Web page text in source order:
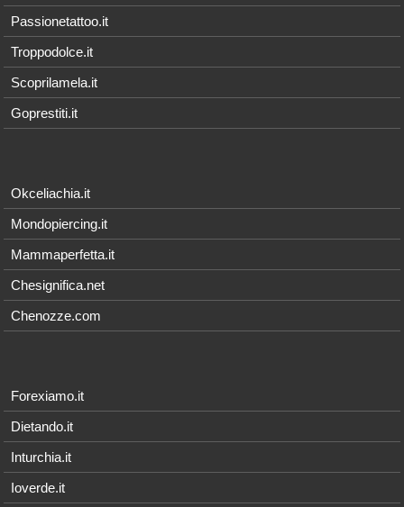
Passionetattoo.it
Troppodolce.it
Scoprilamela.it
Goprestiti.it
Okceliachia.it
Mondopiercing.it
Mammaperfetta.it
Chesignifica.net
Chenozze.com
Forexiamo.it
Dietando.it
Inturchia.it
Ioverde.it